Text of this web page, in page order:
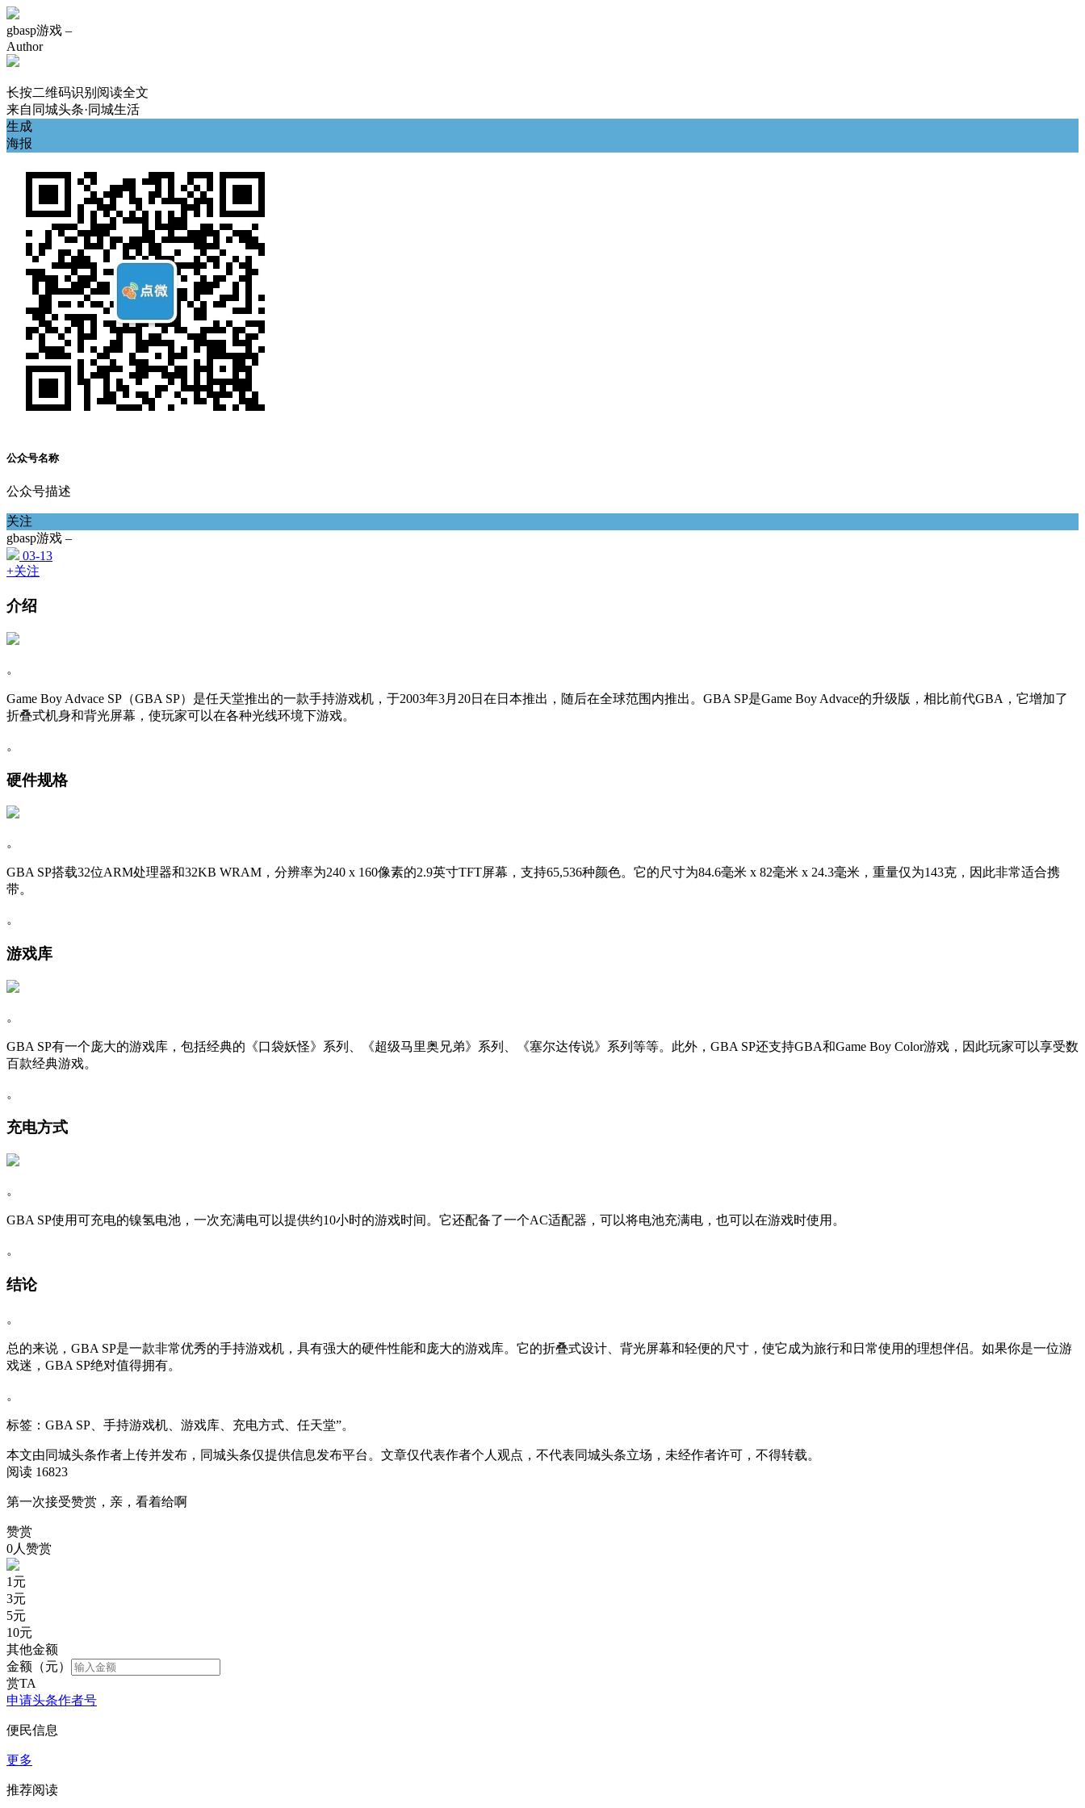
gbasp游戏 –
Author
长按二维码识别阅读全文
来自 同城头条·同城生活
生成
海报
公众号名称
公众号描述
关注
gbasp游戏 –
03-13
+关注
介绍
。
Game Boy Advace SP（GBA SP）是任天堂推出的一款手持游戏机，于2003年3月20日在日本推出，随后在全球范围内推出。GBA SP是Game Boy Advace的升级版，相比前代GBA，它增加了
折叠式机身和背光屏幕，使玩家可以在各种光线环境下游戏。
。
硬件规格
。
GBA SP搭载32位ARM处理器和32KB WRAM，分辨率为240 x 160像素的2.9英寸TFT屏幕，支持65,536种颜色。它的尺寸为84.6毫米 x 82毫米 x 24.3毫米，重量仅为143克，因此非常适合携
带。
。
游戏库
。
GBA SP有一个庞大的游戏库，包括经典的《口袋妖怪》系列、《超级马里奥兄弟》系列、《塞尔达传说》系列等等。此外，GBA SP还支持GBA和Game Boy Color游戏，因此玩家可以享受数
百款经典游戏。
。
充电方式
。
GBA SP使用可充电的镍氢电池，一次充满电可以提供约10小时的游戏时间。它还配备了一个AC适配器，可以将电池充满电，也可以在游戏时使用。
。
结论
。
总的来说，GBA SP是一款非常优秀的手持游戏机，具有强大的硬件性能和庞大的游戏库。它的折叠式设计、背光屏幕和轻便的尺寸，使它成为旅行和日常使用的理想伴侣。如果你是一位游
戏迷，GBA SP绝对值得拥有。
。
标签：GBA SP、手持游戏机、游戏库、充电方式、任天堂”。
本文由同城头条作者上传并发布，同城头条仅提供信息发布平台。文章仅代表作者个人观点，不代表同城头条立场，未经作者许可，不得转载。
阅读 16823
第一次接受赞赏，亲，看着给啊
赞赏
0人赞赏
1 元
3元
5元
10元
其他金额
金额（元）
赏TA
申请头条作者号
便民信息
更多
推荐阅读